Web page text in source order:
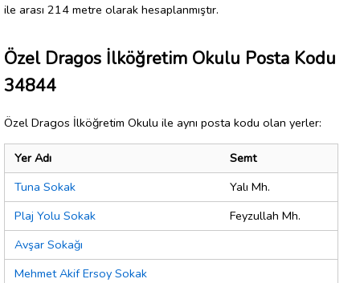
ile arası 214 metre olarak hesaplanmıştır.
Özel Dragos İlköğretim Okulu Posta Kodu
34844
Özel Dragos İlköğretim Okulu ile aynı posta kodu olan yerler:
Yer Adı
Semt
Tuna Sokak
Yalı Mh.
Plaj Yolu Sokak
Feyzullah Mh.
Avşar Sokağı
Mehmet Akif Ersoy Sokak